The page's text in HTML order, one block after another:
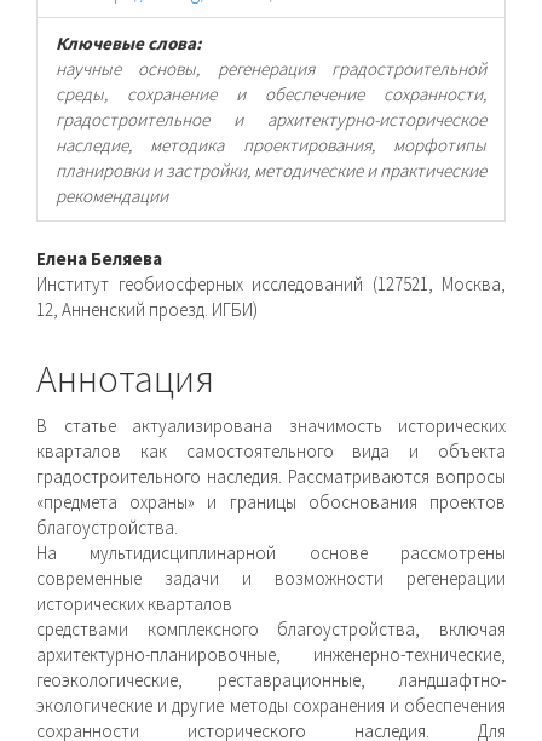
Ключевые слова:
научные основы, регенерация градостроительной
среды, сохранение и обеспечение сохранности,
градостроительное и архитектурно-историческое
наследие, методика проектирования, морфотипы
планировки и застройки, методические и практические
рекомендации
Основное
содержимое
Елена Беляева
Институт геобиосферных исследований (127521, Москва,
12, Анненский проезд. ИГБИ)
Аннотация
В статье актуализирована значимость исторических
кварталов как самостоятельного вида и объекта
градостроительного наследия. Рассматриваются вопросы
«предмета охраны» и границы обоснования проектов
благоустройства.
На мультидисциплинарной основе рассмотрены
современные задачи и возможности регенерации
исторических кварталов
средствами комплексного благоустройства, включая
архитектурно-планировочные, инженерно-технические,
геоэкологические, реставрационные, ландшафтно-
экологические и другие методы сохранения и обеспечения
сохранности исторического наследия. Для